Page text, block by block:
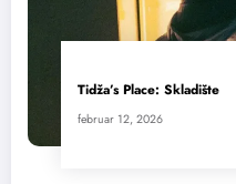
Tidža’s Place: Skladište
februar 12, 2026